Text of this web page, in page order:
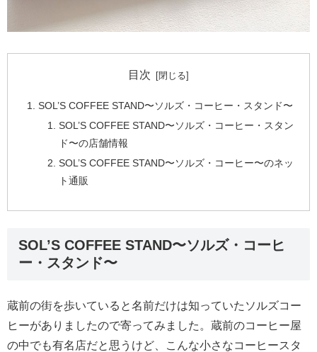
目次
SOL’S COFFEE STAND〜ソルズ・コーヒー・スタンド〜
SOL’S COFFEE STAND〜ソルズ・コーヒー・スタン
ド〜の店舗情報
SOL’S COFFEE STAND〜ソルズ・コーヒー〜のネッ
ト通販
SOL’S COFFEE STAND〜ソルズ・コーヒ
ー・スタンド〜
蔵前の街を歩いていると名前だけは知っていたソルズコー
ヒーがありましたので寄ってみました。蔵前のコーヒー屋
の中でも有名店だと思うけど、こんな小さなコーヒースタ